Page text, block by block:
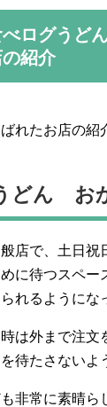
ログうど
紹介
れたお店の紹
どん お
店で、土日祝
に待つスペー
れるようにな
は外まで注文
待たさないよ
非常に素晴ら